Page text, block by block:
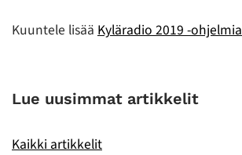
Kuuntele lisää Kyläradio 2019 -ohjelmia
Lue uusimmat artikkelit
Kaikki artikkelit